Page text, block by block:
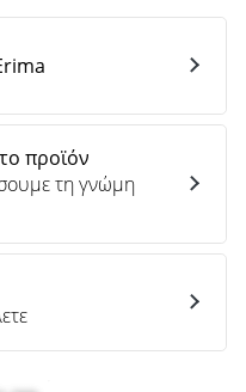
προϊόν
τη γνώμη